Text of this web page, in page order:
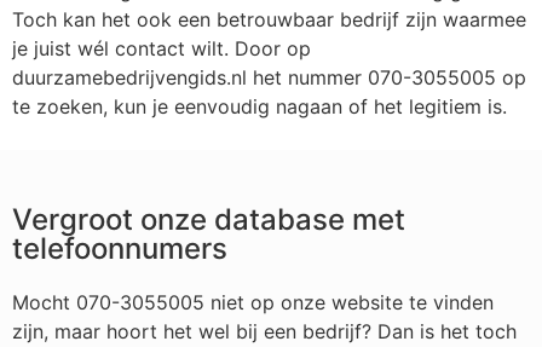
Toch kan het ook een betrouwbaar bedrijf zijn waarmee
je juist wél contact wilt. Door op
duurzamebedrijvengids.nl het nummer 070-3055005 op
te zoeken, kun je eenvoudig nagaan of het legitiem is.
Vergroot onze database met
telefoonnumers
Mocht 070-3055005 niet op onze website te vinden
zijn, maar hoort het wel bij een bedrijf? Dan is het toch